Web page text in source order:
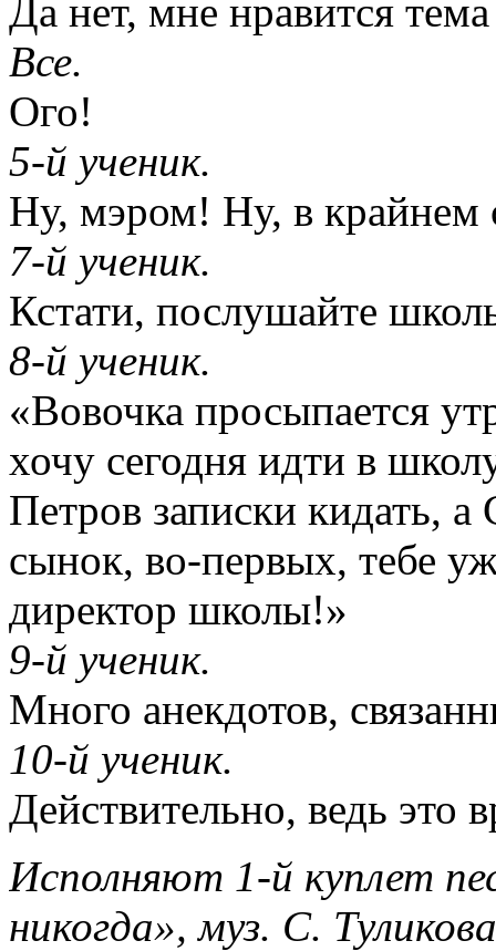
Да нет, мне нравится
Все.
Ого!
5-й ученик.
Ну, мэром! Ну, в крайнем
7-й ученик.
Кстати, послушайте
8-й ученик.
«Вовочка просыпается
хочу сегодня идти в
Петров записки кидать, а
сынок, во-первых, тебе
директор школы!»
9-й ученик.
Много анекдотов,
10-й ученик.
Действительно, ведь это
Исполняют 1-й куплет
никогда», муз. С.